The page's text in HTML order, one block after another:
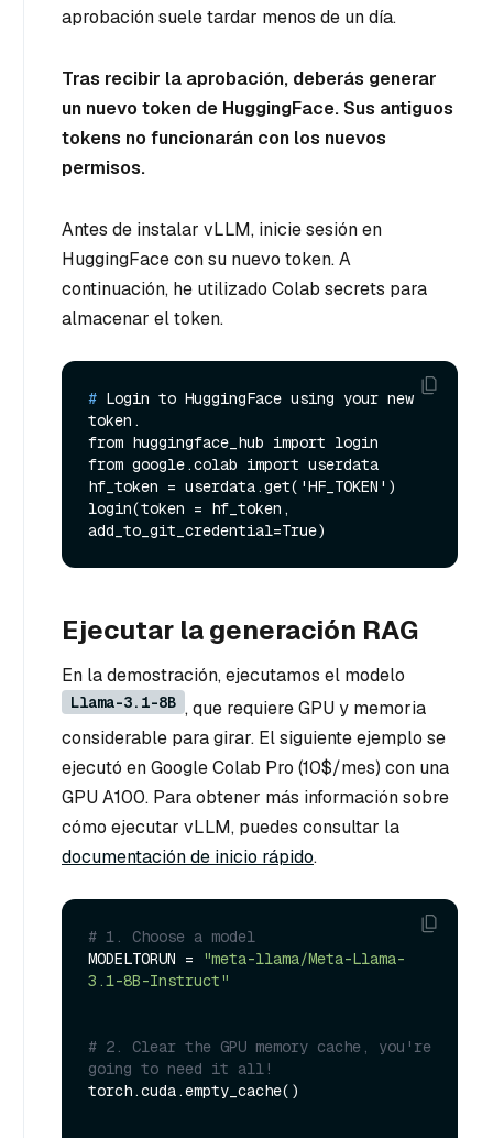
aprobación suele tardar menos de un día.
Tras recibir la aprobación, deberás generar
un nuevo token de HuggingFace. Sus antiguos
tokens no funcionarán con los nuevos
permisos.
Antes de instalar vLLM, inicie sesión en
HuggingFace con su nuevo token. A
continuación, he utilizado Colab secrets para
almacenar el token.
# Login to HuggingFace using your new
token.
from huggingface_hub import login
from google.colab import userdata
hf_token = userdata.get('HF_TOKEN')
login(token = hf_token,
Ejecutar la generación RAG
En la demostración, ejecutamos el modelo
Llama-3.1-8B , que requiere GPU y memoria
considerable para girar. El siguiente ejemplo se
ejecutó en Google Colab Pro (10$/mes) con una
GPU A100. Para obtener más información sobre
cómo ejecutar vLLM, puedes consultar la
documentación de inicio rápido.
# 1. Choose a model
MODELTORUN =
"meta-llama/Meta-Llama-
3.1-8B-Instruct"
# 2. Clear the GPU memory cache, you're
going to need it all!
torch.cuda.empty_cache()